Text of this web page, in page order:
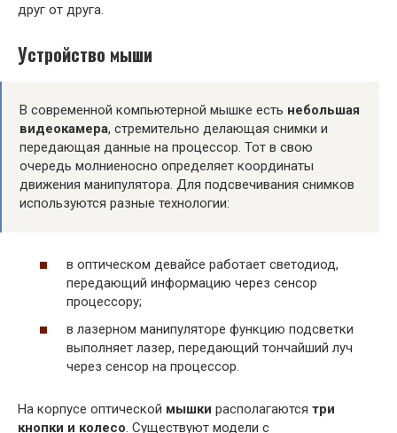
друг от друга.
Устройство мыши
В современной компьютерной мышке есть небольшая
видеокамера, стремительно делающая снимки и
передающая данные на процессор. Тот в свою
очередь молниеносно определяет координаты
движения манипулятора. Для подсвечивания снимков
используются разные технологии:
в оптическом девайсе работает светодиод,
передающий информацию через сенсор
процессору;
в лазерном манипуляторе функцию подсветки
выполняет лазер, передающий тончайший луч
через сенсор на процессор.
На корпусе оптической мышки располагаются три
кнопки и колесо. Существуют модели с